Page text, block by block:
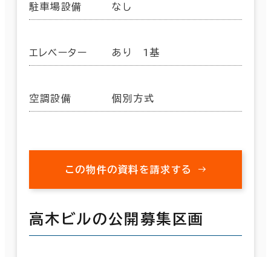
駐車場設備 なし
エレベーター あり 1基
空調設備 個別方式
この物件の資料を請求する
高木ビルの公開募集区画